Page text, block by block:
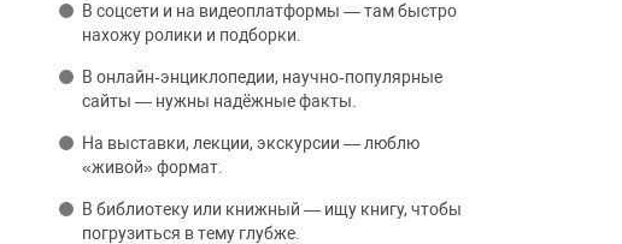
В соцсети и на видеоплатформы — там быстро
нахожу ролики и подборки.
В онлайн‑энциклопедии, научно‑популярные
сайты — нужны надёжные факты.
На выставки, лекции, экскурсии — люблю
«живой» формат.
В библиотеку или книжный — ищу книгу, чтобы
погрузиться в тему глубже.